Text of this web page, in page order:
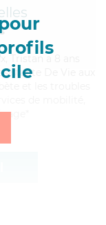
Tristan a 8 ans
De Vie aux